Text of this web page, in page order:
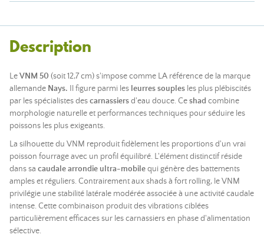
Description
LeVNM 50 (soit 12,7 cm) s'impose comme LA référence de la marque
allemande Nays. Il figure parmi les leurres souples les plus plébiscités
par les spécialistes descarnassiersd'eau douce. Ceshad combine
morphologie naturelle et performances techniques pour séduire les
poissons les plus exigeants.
La silhouette du VNM reproduit fidèlement les proportions d'un vrai
poisson fourrage avec un profil équilibré. L'élément distinctif réside
dans sa caudale arrondie ultra-mobilequi génère des battements
amples et réguliers. Contrairement aux shads à fort rolling, le VNM
privilégie une stabilité latérale modérée associée à une activité caudale
intense. Cette combinaison produit des vibrations ciblées
particulièrement efficaces sur les carnassiers en phase d'alimentation
sélective.